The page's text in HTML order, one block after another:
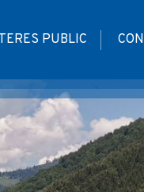
PUBLIC